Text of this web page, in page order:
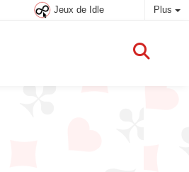
Jeux de Idle Plus